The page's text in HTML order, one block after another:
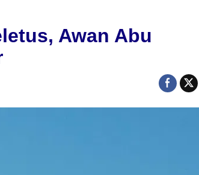
Awan Abu